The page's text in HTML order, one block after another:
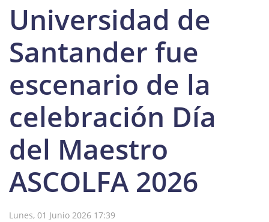
Universidad de
Santander fue
escenario de la
celebración Día
del Maestro
ASCOLFA 2026
Lunes, 01 Junio 2026 17:39